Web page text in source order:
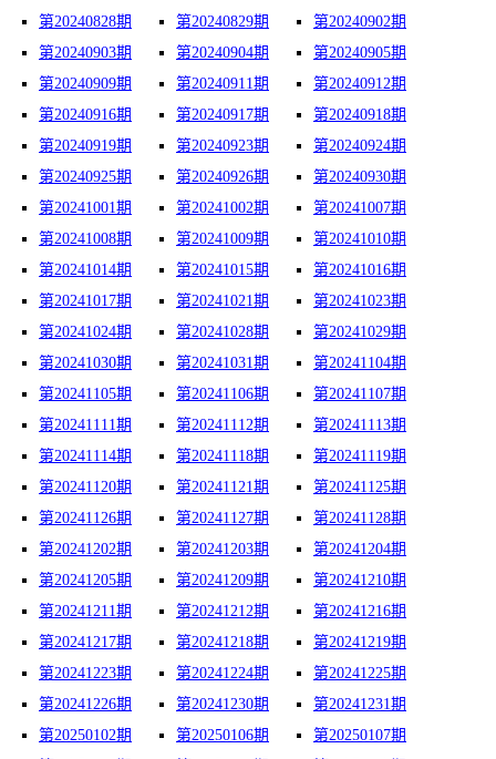
第20240828期
第20240829期
第20240902期
第20240903期
第20240904期
第20240905期
第20240909期
第20240911期
第20240912期
第20240916期
第20240917期
第20240918期
第20240919期
第20240923期
第20240924期
第20240925期
第20240926期
第20240930期
第20241001期
第20241002期
第20241007期
第20241008期
第20241009期
第20241010期
第20241014期
第20241015期
第20241016期
第20241017期
第20241021期
第20241023期
第20241024期
第20241028期
第20241029期
第20241030期
第20241031期
第20241104期
第20241105期
第20241106期
第20241107期
第20241111期
第20241112期
第20241113期
第20241114期
第20241118期
第20241119期
第20241120期
第20241121期
第20241125期
第20241126期
第20241127期
第20241128期
第20241202期
第20241203期
第20241204期
第20241205期
第20241209期
第20241210期
第20241211期
第20241212期
第20241216期
第20241217期
第20241218期
第20241219期
第20241223期
第20241224期
第20241225期
第20241226期
第20241230期
第20241231期
第20250102期
第20250106期
第20250107期